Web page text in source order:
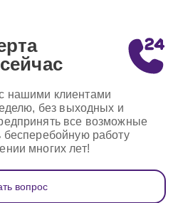
нашими клиентами
без выходных и
все возможные
бесперебойную работу
многих лет!
вопрос